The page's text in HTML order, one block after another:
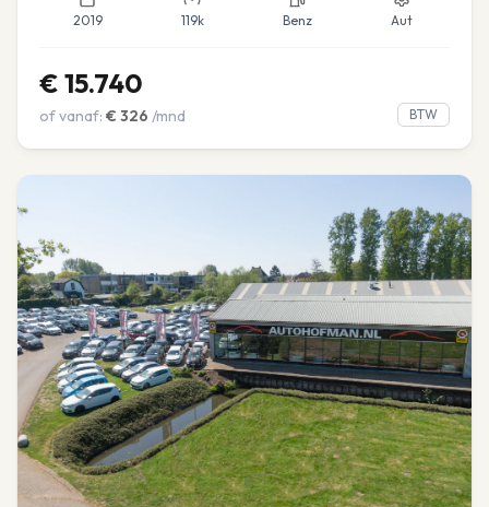
2019 119k Benz Aut
€ 15.740
of vanaf: € 326 /mnd BTW